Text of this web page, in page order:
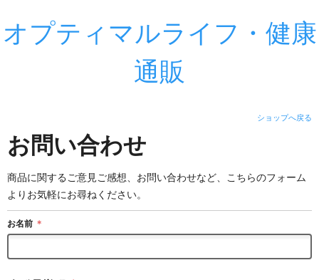
オプティマルライフ・健康
通販
ショップへ戻る
お問い合わせ
商品に関するご意見ご感想、お問い合わせなど、こちらのフォーム
よりお気軽にお尋ねください。
お名前 ＊